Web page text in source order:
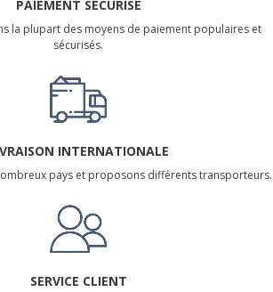
PAIEMENT SÉCURISÉ
la plupart des moyens de paiement populaires et
sécurisés.
INTERNATIONALE
pays et proposons différents transporteurs.
SERVICE CLIENT